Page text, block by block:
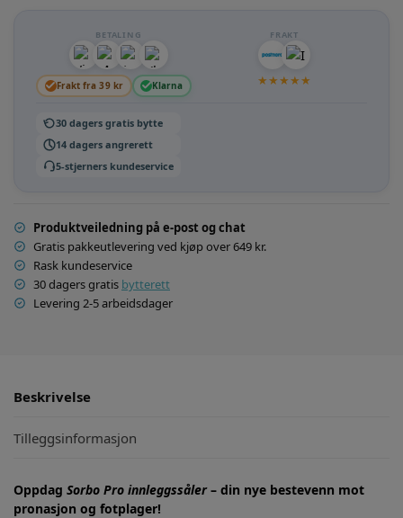
BETALING
Frakt fra 39 kr Klarna
FRAKT
★★★★★
30 dagers gratis bytte
14 dagers angrerett
5-stjerners kundeservice
Produktveiledning på e-post og chat
Gratis pakkeutlevering ved kjøp over 649 kr.
Rask kundeservice
30 dagers gratis bytterett
Levering 2-5 arbeidsdager
Beskrivelse
Tilleggsinformasjon
Oppdag Sorbo Pro innleggssåler– din nye bestevenn mot
pronasjon og fotplager!